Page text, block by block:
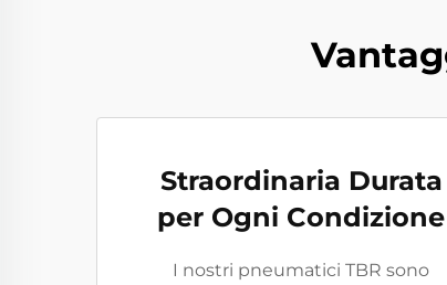
Straordinaria Durata
per Ogni Condizione
I nostri pneumatici TBR sono